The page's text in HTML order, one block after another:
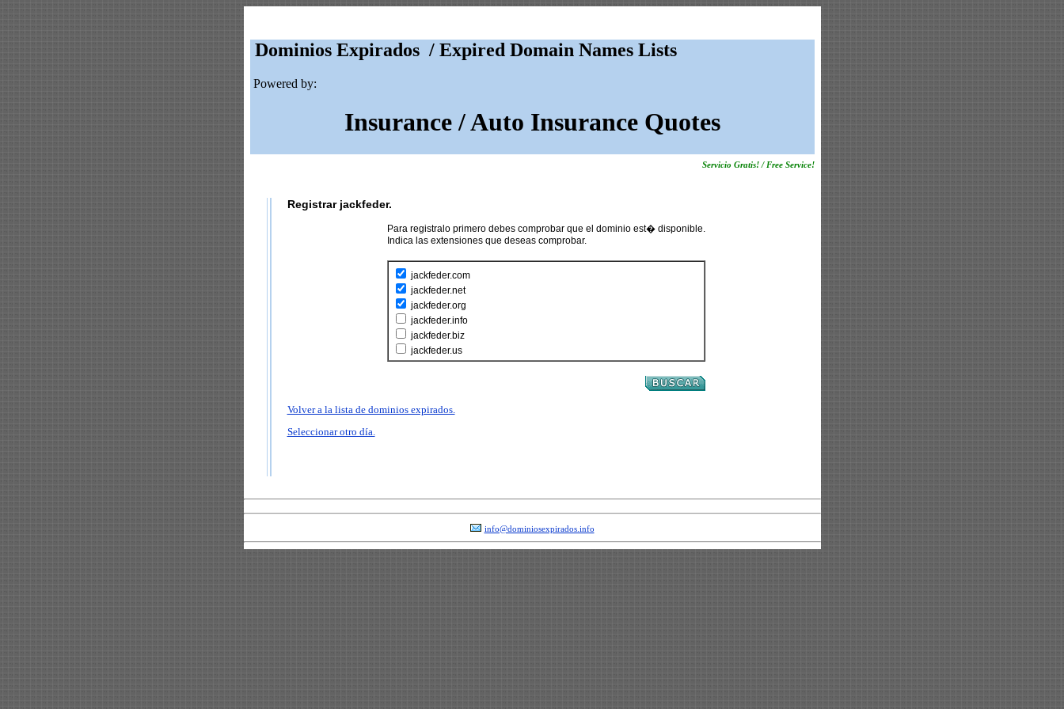
Dominios Expirados / Expired Domain Names Lists
Powered by:
Insurance / Auto Insurance Quotes
Servicio Gratis! / Free Service!
Registrar jackfeder.
Para registralo primero debes comprobar que el dominio est� disponible.
Indica las extensiones que deseas comprobar.
jackfeder.com
jackfeder.net
jackfeder.org
jackfeder.info
jackfeder.biz
jackfeder.us
Volver a la lista de dominios expirados.
Seleccionar otro día.
info@dominiosexpirados.info